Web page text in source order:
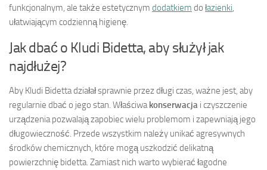
funkcjonalnym, ale także estetycznym dodatkiem do łazienki,
ułatwiającym codzienną higienę.
Jak dbać o Kludi Bidetta, aby służył jak
najdłużej?
Aby Kludi Bidetta działał sprawnie przez długi czas, ważne jest, aby
regularnie dbać o jego stan. Właściwakonserwacja i czyszczenie
urządzenia pozwalają zapobiec wielu problemom i zapewniają jego
długowieczność. Przede wszystkim należy unikać agresywnych
środków chemicznych, które mogą uszkodzić delikatną
powierzchnię bidetta. Zamiast nich warto wybierać łagodne